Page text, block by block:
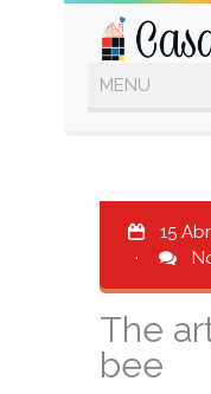
15 Abr
·
The
bee